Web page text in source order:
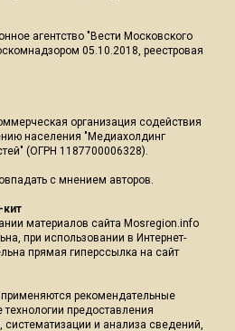
агентство "Вести Московского
05.10.2018, реестровая
организация содействия
населения "Медиахолдинг
(ОГРН 1187700006328).
с мнением авторов.
материалов сайта Mosregion.info
при использовании в Интернет-
прямая гиперссылка на сайт
рекомендательные
предоставления
и анализа сведений,